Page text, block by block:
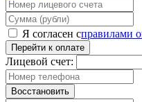
Я согласен справилами
Перейти к оплате
Лицевой счет:
Восстановить